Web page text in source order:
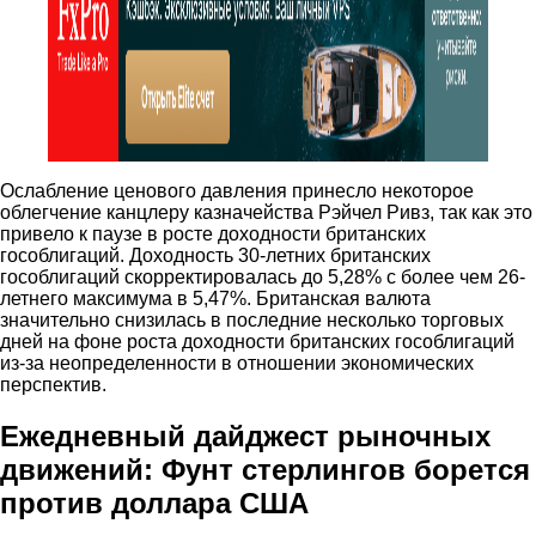
Ослабление ценового давления принесло некоторое
облегчение канцлеру казначейства Рэйчел Ривз, так как это
привело к паузе в росте доходности британских
гособлигаций. Доходность 30-летних британских
гособлигаций скорректировалась до 5,28% с более чем 26-
летнего максимума в 5,47%. Британская валюта
значительно снизилась в последние несколько торговых
дней на фоне роста доходности британских гособлигаций
из-за неопределенности в отношении экономических
перспектив.
Ежедневный дайджест рыночных
движений: Фунт стерлингов борется
против доллара США